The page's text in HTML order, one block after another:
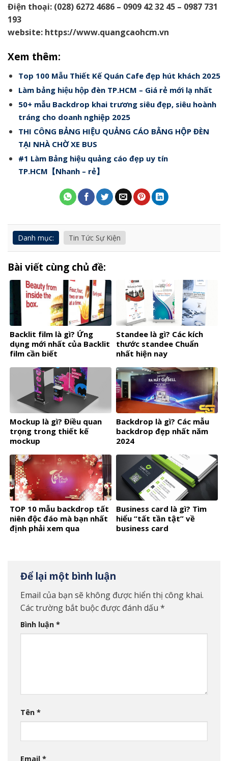
Điện thoại: (028) 6272 4686 – 0909 42 32 45 – 0987 731
193
website: https://www.quangcaohcm.vn
Xem thêm:
Top 100 Mẫu Thiết Kế Quán Cafe đẹp hút khách 2025
Làm bảng hiệu hộp đèn TP.HCM – Giá rẻ mới lạ nhất
50+ mẫu Backdrop khai trương siêu đẹp, siêu hoành
tráng cho doanh nghiệp 2025
THI CÔNG BẢNG HIỆU QUẢNG CÁO BẰNG HỘP ĐÈN
TẠI NHÀ CHỜ XE BUS
#1 Làm Bảng hiệu quảng cáo đẹp uy tín
TP.HCM【Nhanh – rẻ】
Danh mục: Tin Tức Sự Kiện
Bài viết cùng chủ đề:
Backlit film là gì? Ứng
dụng mới nhất của Backlit
film cần biết
Standee là gì? Các kích
thước standee Chuẩn
nhất hiện nay
Mockup là gì? Điều quan
trọng trong thiết kế
mockup
Backdrop là gì? Các mẫu
backdrop đẹp nhất năm
2024
TOP 10 mẫu backdrop tất
niên độc đáo mà bạn nhất
định phải xem qua
Business card là gì? Tìm
hiểu “tất tần tật” về
business card
Để lại một bình luận
Email của bạn sẽ không được hiển thị công khai.
Các trường bắt buộc được đánh dấu *
Bình luận *
Tên *
Email *